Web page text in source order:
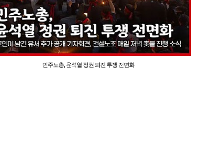
민주노총, 윤석열 정권 퇴진 투쟁 전면화